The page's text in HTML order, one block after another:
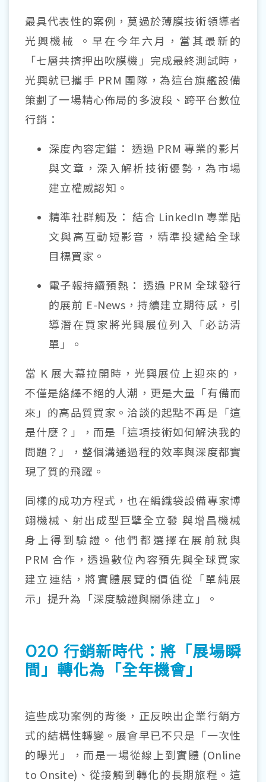
最具代表性的案例，莫過於薄膜技術領導者
光興機械 。早在今年六月，當其最新的
「七層共擠押出吹膜機」完成最終測試時，
光興就已攜手 PRM 團隊，為這台旗艦設備
策劃了一場精心佈局的多波段、跨平台數位
行銷：
深度內容定錨： 透過 PRM 專業的影片
與文章，深入解析技術優勢，為市場
建立權威認知。
精準社群觸及： 結合 LinkedIn 專業貼
文與高互動短影音，精準投遞給全球
目標買家。
電子報持續預熱： 透過 PRM 全球發行
的展前 E-News ，持續建立期待感，引
導潛在買家將光興展位列入「必訪清
單」。
當 K 展大幕拉開時，光興展位上迎來的，
不僅是絡繹不絕的人潮，更是大量「有備而
來」的高品質買家。洽談的起點不再是「這
是什麼？」，而是「這項技術如何解決我的
問題？」，整個溝通過程的效率與深度都實
現了質的飛躍。
同樣的成功方程式，也在編織袋設備專家博
翊機械、射出成型巨擘全立發 與增昌機械
身上得到驗證。他們都選擇在展前就與
PRM 合作，透過數位內容預先與全球買家
建立連結，將實體展覽的價值從「單純展
示」提升為「深度驗證與關係建立」。
O2O 行銷新時代：將「展場瞬
間」轉化為「全年機會」
這些成功案例的背後，正反映出企業行銷方
式的結構性轉變。展會早已不只是「一次性
的曝光」，而是一場從線上到實體 (Online
to Onsite) 、從接觸到轉化的長期旅程。這